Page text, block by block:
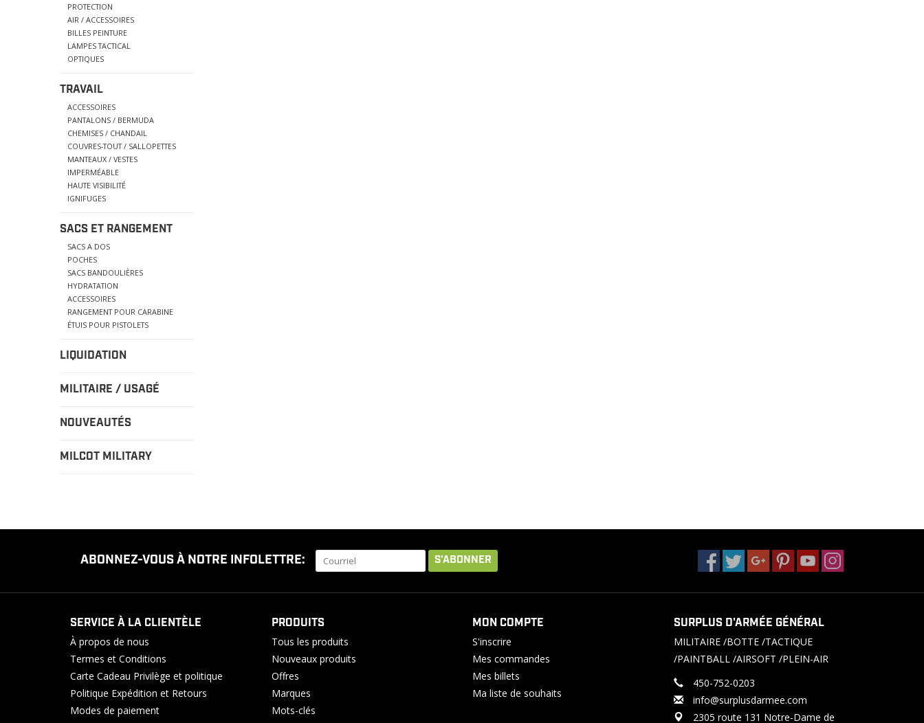
PROTECTION
AIR / ACCESSOIRES
BILLES PEINTURE
LAMPES TACTICAL
OPTIQUES
TRAVAIL
ACCESSOIRES
PANTALONS / BERMUDA
CHEMISES / CHANDAIL
COUVRES-TOUT / SALLOPETTES
MANTEAUX / VESTES
IMPERMÉABLE
HAUTE VISIBILITÉ
IGNIFUGES
SACS ET RANGEMENT
SACS A DOS
POCHES
SACS BANDOULIÈRES
HYDRATATION
ACCESSOIRES
RANGEMENT POUR CARABINE
ÉTUIS POUR PISTOLETS
LIQUIDATION
MILITAIRE / USAGÉ
NOUVEAUTÉS
MILCOT MILITARY
ABONNEZ-VOUS À NOTRE INFOLETTRE: S'ABONNER
SERVICE À LA CLIENTÈLE
À propos de nous
Termes et Conditions
Carte Cadeau Privilège et politique
Politique Expédition et Retours
Modes de paiement
PRODUITS
Tous les produits
Nouveaux produits
Offres
Marques
Mots-clés
MON COMPTE
S'inscrire
Mes commandes
Mes billets
Ma liste de souhaits
SURPLUS D'ARMÉE GÉNÉRAL
MILITAIRE /BOTTE /TACTIQUE
/PAINTBALL /AIRSOFT /PLEIN-AIR
450-752-0203
info@surplusdarmee.com
2305 route 131 Notre-Dame de